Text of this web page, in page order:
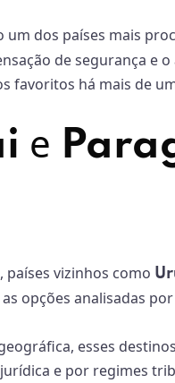
um dos países mais
de segurança e
favoritos há mais de
e
países vizinhos como
opções analisadas
esses
e por regimes